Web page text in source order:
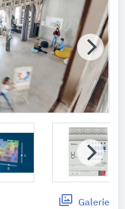
Galerie